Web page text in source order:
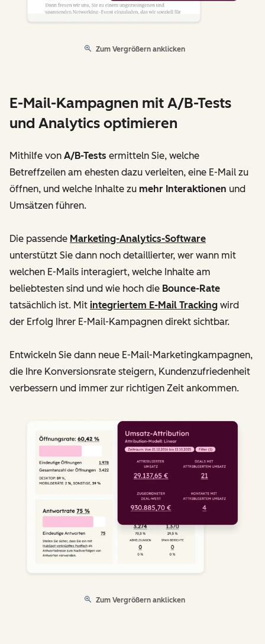
Zum Vergrößern anklicken
E-Mail-Kampagnen mit A/B-Tests
und Analytics optimieren
Mithilfe von A/B-Tests ermitteln Sie, welche
Betreffzeilen am ehesten dazu verleiten, eine E-Mail zu
öffnen, und welche Inhalte zu mehr Interaktionen und
Umsätzen führen.
Die passende Marketing-Analytics-Software
unterstützt Sie dann noch detaillierter, wer wann mit
welchen E-Mails interagiert, welche Inhalte am
beliebtesten sind und wie hoch die Bounce-Rate
tatsächlich ist. Mit integriertem E-Mail Tracking wird
der Erfolg Ihrer E-Mail-Kampagnen direkt sichtbar.
Entwickeln Sie dann neue E-Mail-Marketingkampagnen,
die Ihre Konversionsrate steigern, Kundenzufriedenheit
verbessern und immer zur richtigen Zeit ankommen.
Zum Vergrößern anklicken